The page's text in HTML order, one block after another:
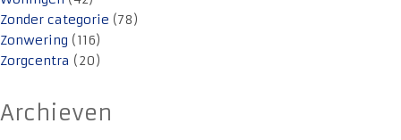
Zonder categorie (78)
Zonwering (116)
Zorgcentra (20)
Archieven